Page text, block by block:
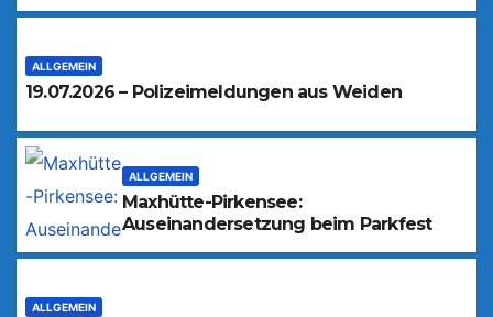
ALLGEMEIN
19.07.2026 – Polizeimeldungen aus Weiden
ALLGEMEIN
Maxhütte-Pirkensee:
Auseinandersetzung beim Parkfest
ALLGEMEIN